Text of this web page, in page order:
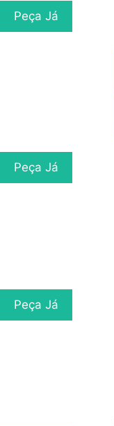
Peça Já
Peça Já
Peça Já